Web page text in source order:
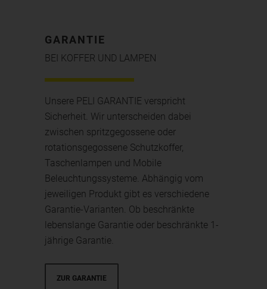
GARANTIE
BEI KOFFER UND LAMPEN
Unsere PELI GARANTIE verspricht
Sicherheit. Wir unterscheiden dabei
zwischen spritzgegossene oder
rotationsgegossene Schutzkoffer,
Taschenlampen und Mobile
Beleuchtungssysteme. Abhängig vom
jeweiligen Produkt gibt es verschiedene
Garantie-Varianten. Ob beschränkte
lebenslange Garantie oder beschränkte 1-
jährige Garantie.
ZUR GARANTIE